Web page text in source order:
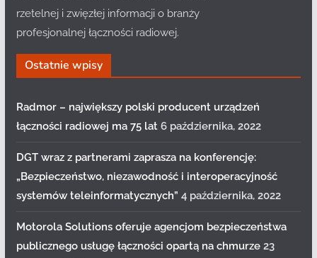
rzetelnej i zwięzłej informacji o branży
profesjonalnej łączności radiowej.
Ostatnie wpisy
Radmor – największy polski producent urządzeń
łączności radiowej ma 75 lat 6 października, 2022
DGT wraz z partnerami zaprasza na konferencję:
„Bezpieczeństwo, niezawodność i interoperacyjność
systemów teleinformatycznych” 4 października, 2022
Motorola Solutions oferuje agencjom bezpieczeństwa
publicznego usługę łączności opartą na chmurze 23